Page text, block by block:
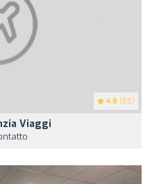
4.8 (85)
Viaggi